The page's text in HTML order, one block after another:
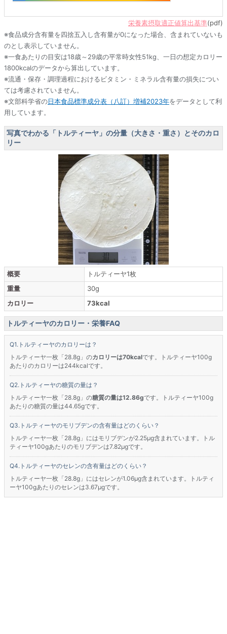
栄養素摂取適正値算出基準(pdf)
※食品成分含有量を四捨五入し含有量が0になった場合、含まれていないも
のとし表示していません。
※一食あたりの目安は18歳～29歳の平常時女性51kg、一日の想定カロリー
1800kcalのデータから算出しています。
※流通・保存・調理過程におけるビタミン・ミネラル含有量の損失につい
ては考慮されていません。
※文部科学省の日本食品標準成分表（八訂）増補2023年をデータとして利
用しています。
写真でわかる「トルティーヤ」の分量（大きさ・重さ）とそのカロ
リー
概要
トルティーヤ1枚
重量
30g
カロリー
73kcal
トルティーヤのカロリー・栄養FAQ
トルティーヤのカロリーは？
トルティーヤ一枚「28.8g」のカロリーは70kcalです。トルティーヤ100g
あたりのカロリーは244kcalです。
トルティーヤの糖質の量は？
トルティーヤ一枚「28.8g」の糖質の量は12.86gです。トルティーヤ100g
あたりの糖質の量は44.65gです。
トルティーヤのモリブデンの含有量はどのくらい？
トルティーヤ一枚「28.8g」にはモリブデンが2.25μg含まれています。トル
ティーヤ100gあたりのモリブデンは7.82μgです。
トルティーヤのセレンの含有量はどのくらい？
トルティーヤ一枚「28.8g」にはセレンが1.06μg含まれています。トルティ
ーヤ100gあたりのセレンは3.67μgです。